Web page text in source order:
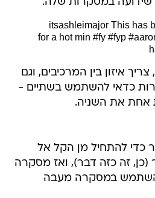
This has
for a hot min #fy #fyp
איזון בין המרכיבים, וגם
כדאי להשתמש בשתיים -
אחת את השניה.
כדי להתחיל מן הקל אל
(כן, זה כזה דבר), ואז מסקרה
במסקרה מעבה